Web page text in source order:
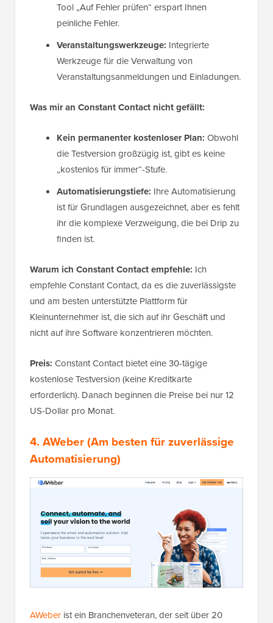
Tool „Auf Fehler prüfen“ erspart Ihnen
peinliche Fehler.
Veranstaltungswerkzeuge: Integrierte
Werkzeuge für die Verwaltung von
Veranstaltungsanmeldungen und Einladungen.
Was mir an Constant Contact nicht gefällt:
Kein permanenter kostenloser Plan: Obwohl
die Testversion großzügig ist, gibt es keine
„kostenlos für immer“-Stufe.
Automatisierungstiefe: Ihre Automatisierung
ist für Grundlagen ausgezeichnet, aber es fehlt
ihr die komplexe Verzweigung, die bei Drip zu
finden ist.
Warum ich Constant Contact empfehle: Ich
empfehle Constant Contact, da es die zuverlässigste
und am besten unterstützte Plattform für
Kleinunternehmer ist, die sich auf ihr Geschäft und
nicht auf ihre Software konzentrieren möchten.
Preis: Constant Contact bietet eine 30-tägige
kostenlose Testversion (keine Kreditkarte
erforderlich). Danach beginnen die Preise bei nur 12
US-Dollar pro Monat.
4. AWeber(Am besten für zuverlässige
Automatisierung)
AWeber ist ein Branchenveteran, der seit über 20